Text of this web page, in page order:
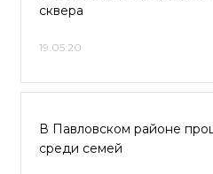
сквера
19.05.20
В Павловском районе
среди семей